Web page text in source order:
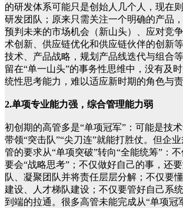
的研发体系可能只是创始人几个人，现在
研发团队；原来只需关注一个明确的产品
预判未来的市场机会（新山头）、应对竞
术创新、供应链优化和供应链伙伴的创新
技术、产品战略，规划产品线迭代与组合
留在“单一山头”的事务性思维中，没有及
统性思考能力，难以适应新时期的角色与责
2.单项专业能力强，综合管理能力弱
初创期的高管多是“单项冠军”：可能是技
带领“突击队”“尖刀连”就能打胜仗。但企
管的要求从“单项突破”转向“全能统筹”：
要会“战略思考”；不仅做好自己的事，还
队、凝聚团队并将责任层层分解；不仅要
建设、人才梯队建设；不仅要管好自己系
到端的拉通。很多高管未能完成从“单项冠